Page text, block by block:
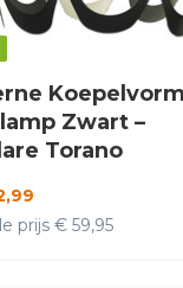
Zwart –
Torano
prijs € 59,95